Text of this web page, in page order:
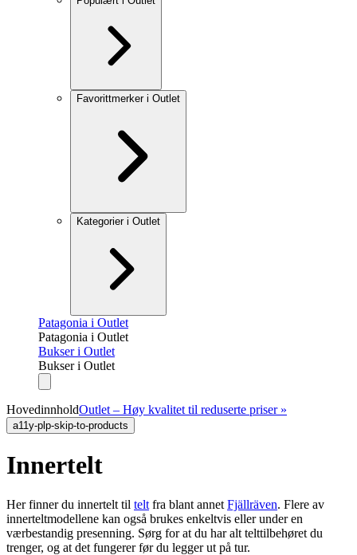
Favorittmerker i Outlet
Kategorier i Outlet
Patagonia i Outlet
Patagonia i Outlet
Bukser i Outlet
Bukser i Outlet
HovedinnholdOutlet – Høy kvalitet til reduserte priser »
a11y-plp-skip-to-products
Innertelt
Her finner du innertelt til telt fra blant annet Fjällräven. Flere av
innerteltmodellene kan også brukes enkeltvis eller under en
værbestandig presenning. Sørg for at du har alt telttilbehøret du
trenger, og at det fungerer før du legger ut på tur.